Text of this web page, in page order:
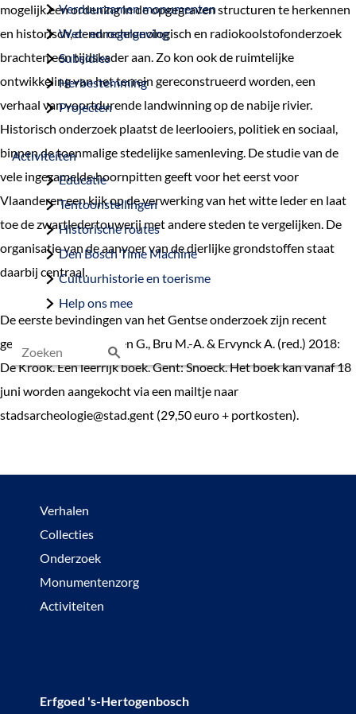
Verduurzamen monumenten
Wet- en regelgeving
Subsidies
Herbestemming
Projecten
Activiteiten
Educatie
Tentoonstellingen
Historische routes
Den Bosch Time Machine
Cultuurhistorie en toerisme
Help ons mee
Z
o
e
mogelijk een ordening in de opgegraven structuren te herkennen
en historisch, dendrochronologisch en radiokoolstofonderzoek
brachten een tijdskader aan. Zo kon ook de ruimtelijke
ontwikkeling van het terrein gereconstrueerd worden, een
verhaal van voortdurende landwinning op de nabije rivier.
Historisch onderzoek plaatst de leerlooiers, politiek en sociaal,
binnen de toenmalige stedelijke samenleving. De studie van de
vele ingezamelde hoornpitten geeft voor het eerst voor
Vlaanderen een kijk op de verwerking van het witte leder en laat
toe de zwartledertouwerij met andere steden te vergelijken. De
organisatie van de aanvoer van de dierlijke grondstoffen staat
daarbij centraal.
De eerste bevindingen van het Gentse onderzoek zijn recent
gebundeld in: Vermeiren G., Bru M.-A. & Ervynck A. (red.) 2018:
De Krook. Een leerrijk boek. Gent: Snoeck. Het boek kan vanaf 18
juni worden aangekocht via een mailtje naar
stadsarcheologie@stad.gent (29,50 euro + portkosten).
Verhalen
Collecties
Onderzoek
Monumentenzorg
Activiteiten
Erfgoed 's-Hertogenbosch